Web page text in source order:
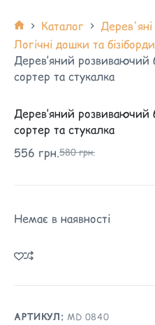
Каталог
Дерев'яні
Логічні дошки та бізіборди
Дерев’яний розвиваючий
сортер та стукалка
Дерев’яний розвиваючий
сортер та стукалка
580грн.
556 грн.
Немає в наявності
АРТИКУЛ: MD 0840